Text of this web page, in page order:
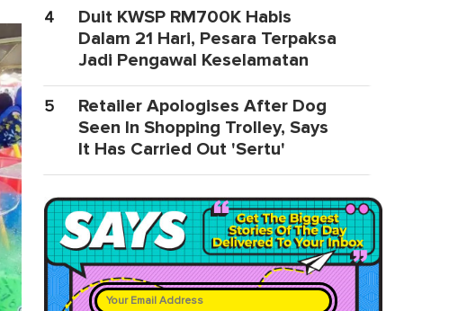
4
Duit KWSP RM700K Habis
Dalam 21 Hari, Pesara Terpaksa
Jadi Pengawal Keselamatan
5
Retailer Apologises After Dog
Seen In Shopping Trolley, Says
It Has Carried Out 'Sertu'